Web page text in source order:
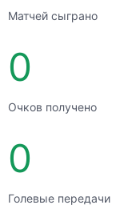
Матчей сыграно
0
Очков получено
0
Голевые передачи